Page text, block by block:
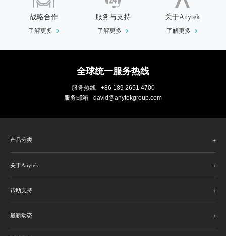
战略合作
了解更多
服务与支持
了解更多
关于Anytek
了解更多
全球统一服务热线
服务热线
+86 189 2651 4700
服务邮箱
david@anytekgroup.com
产品分类
关于Anytek
帮助支持
最新动态